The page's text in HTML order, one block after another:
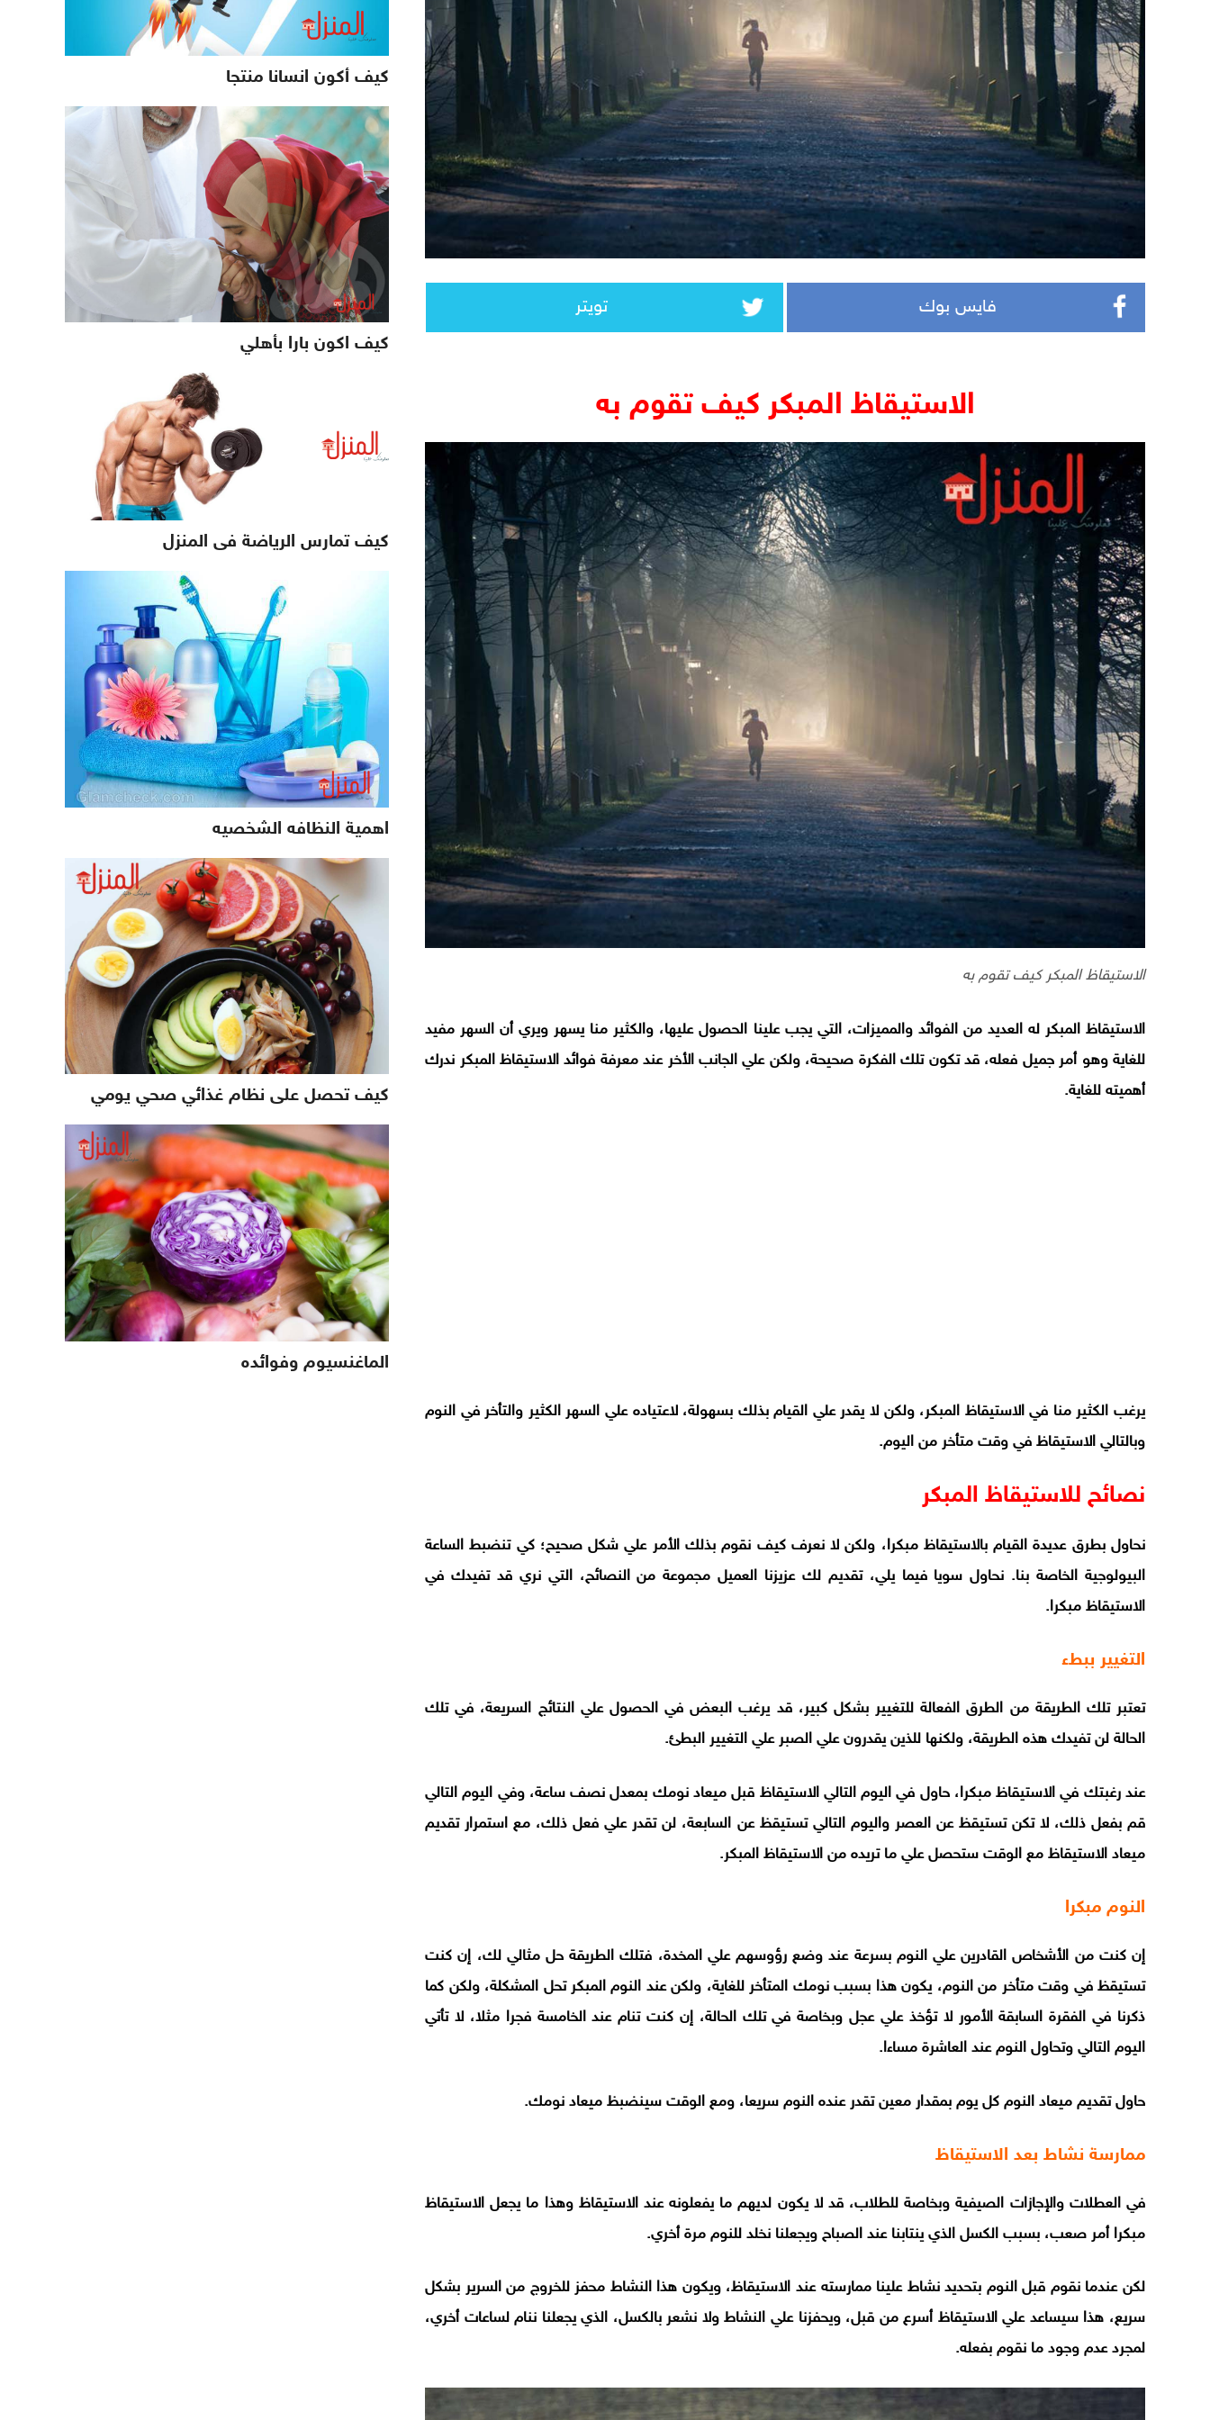
فايس بوك تويتر
الاستيقاظ المبكر كيف تقوم به
الاستيقاظ المبكر كيف تقوم به
الاستيقاظ المبكر له العديد من الفوائد والمميزات، التي يجب علينا الحصول عليها، والكثير منا يسهر ويري أن السهر مفيد
للغاية وهو أمر جميل فعله، قد تكون تلك الفكرة صحيحة، ولكن علي الجانب الأخر عند معرفة فوائد الاستيقاظ المبكر ندرك
أهميته للغاية.
يرغب الكثير منا في الاستيقاظ المبكر، ولكن لا يقدر علي القيام بذلك بسهولة، لاعتياده علي السهر الكثير والتأخر في النوم
وبالتالي الاستيقاظ في وقت متأخر من اليوم.
نصائح للاستيقاظ المبكر
نحاول بطرق عديدة القيام بالاستيقاظ مبكرا، ولكن لا نعرف كيف نقوم بذلك الأمر علي شكل صحيح؛ كي تنضبط الساعة
البيولوجية الخاصة بنا. نحاول سويا فيما يلي، تقديم لك عزيزنا العميل مجموعة من النصائح، التي نري قد تفيدك في
الاستيقاظ مبكرا.
التغيير ببطء
تعتبر تلك الطريقة من الطرق الفعالة للتغيير بشكل كبير، قد يرغب البعض في الحصول علي النتائج السريعة، في تلك
الحالة لن تفيدك هذه الطريقة، ولكنها للذين يقدرون علي الصبر علي التغيير البطئ.
عند رغبتك في الاستيقاظ مبكرا، حاول في اليوم التالي الاستيقاظ قبل ميعاد نومك بمعدل نصف ساعة، وفي اليوم التالي
قم بفعل ذلك، لا تكن تستيقظ عن العصر واليوم التالي تستيقظ عن السابعة، لن تقدر علي فعل ذلك، مع استمرار تقديم
ميعاد الاستيقاظ مع الوقت ستحصل علي ما تريده من الاستيقاظ المبكر.
النوم مبكرا
إن كنت من الأشخاص القادرين علي النوم بسرعة عند وضع رؤوسهم علي المخدة، فتلك الطريقة حل مثالي لك، إن كنت
تستيقظ في وقت متأخر من النوم، يكون هذا بسبب نومك المتأخر للغاية، ولكن عند النوم المبكر تحل المشكلة، ولكن كما
ذكرنا في الفقرة السابقة الأمور لا تؤخذ علي عجل وبخاصة في تلك الحالة، إن كنت تنام عند الخامسة فجرا مثلا، لا تأتي
اليوم التالي وتحاول النوم عند العاشرة مساءا.
حاول تقديم ميعاد النوم كل يوم بمقدار معين تقدر عنده النوم سريعا، ومع الوقت سينضبظ ميعاد نومك.
ممارسة نشاط بعد الاستيقاظ
في العطلات والإجازات الصيفية وبخاصة للطلاب، قد لا يكون لديهم ما يفعلونه عند الاستيقاظ وهذا ما يجعل الاستيقاظ
مبكرا أمر صعب، بسبب الكسل الذي ينتابنا عند الصباح ويجعلنا نخلد للنوم مرة أخري.
لكن عندما نقوم قبل النوم بتحديد نشاط علينا ممارسته عند الاستيقاظ، ويكون هذا النشاط محفز للخروج من السرير بشكل
سريع، هذا سيساعد علي الاستيقاظ أسرع من قبل، ويحفزنا علي النشاط ولا نشعر بالكسل، الذي يجعلنا ننام لساعات أخري،
لمجرد عدم وجود ما نقوم بفعله.
كيف أكون انسانا منتجا
كيف اكون بارا بأهلي
كيف تمارس الرياضة فى المنزل
اهمية النظافه الشخصيه
كيف تحصل على نظام غذائي صحي يومي
الماغنسيوم وفوائده